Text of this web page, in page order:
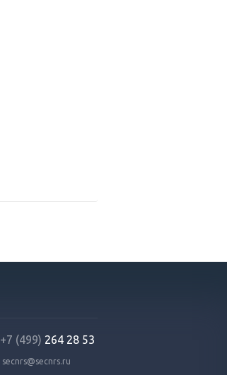
+7 (499) 264 28 53
secnrs@secnrs.ru